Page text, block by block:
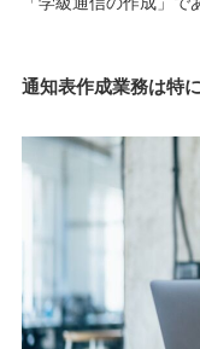
通知表作成業務は特